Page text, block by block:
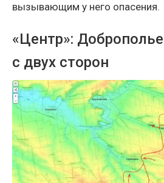
вызывающим у него опасения.
«Центр»:
с двух сторон